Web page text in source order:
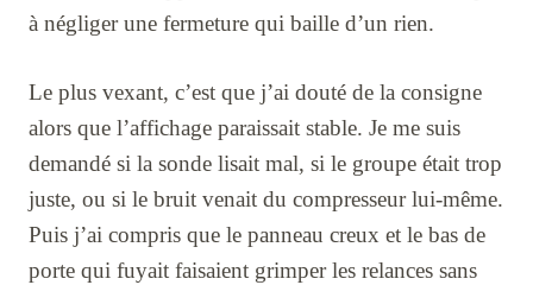
à négliger une fermeture qui baille d’un rien.
Le plus vexant, c’est que j’ai douté de la consigne
alors que l’affichage paraissait stable. Je me suis
demandé si la sonde lisait mal, si le groupe était trop
juste, ou si le bruit venait du compresseur lui-même.
Puis j’ai compris que le panneau creux et le bas de
porte qui fuyait faisaient grimper les relances sans